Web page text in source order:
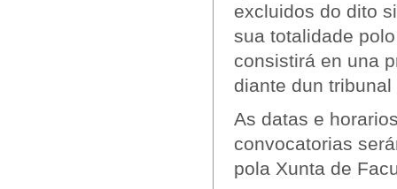
excluidos do dito
sua totalidade
consistirá en una
diante dun
As datas e
convocatorias
pola Xunta de